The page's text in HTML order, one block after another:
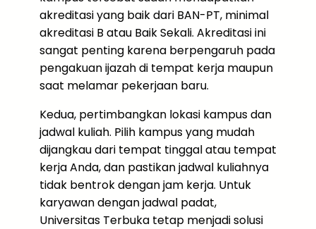
akreditasi yang baik dari BAN-PT, minimal
akreditasi B atau Baik Sekali. Akreditasi ini
sangat penting karena berpengaruh pada
pengakuan ijazah di tempat kerja maupun
saat melamar pekerjaan baru.
Kedua, pertimbangkan lokasi kampus dan
jadwal kuliah. Pilih kampus yang mudah
dijangkau dari tempat tinggal atau tempat
kerja Anda, dan pastikan jadwal kuliahnya
tidak bentrok dengan jam kerja. Untuk
karyawan dengan jadwal padat,
Universitas Terbuka tetap menjadi solusi